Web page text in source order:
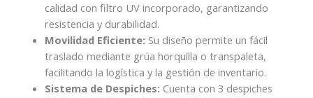
calidad con filtro UV incorporado, garantizando
resistencia y durabilidad.
Movilidad Eficiente: Su diseño permite un fácil
traslado mediante grúa horquilla o transpaleta,
facilitando la logística y la gestión de inventario.
Sistema de Despiches: Cuenta con 3 despiches